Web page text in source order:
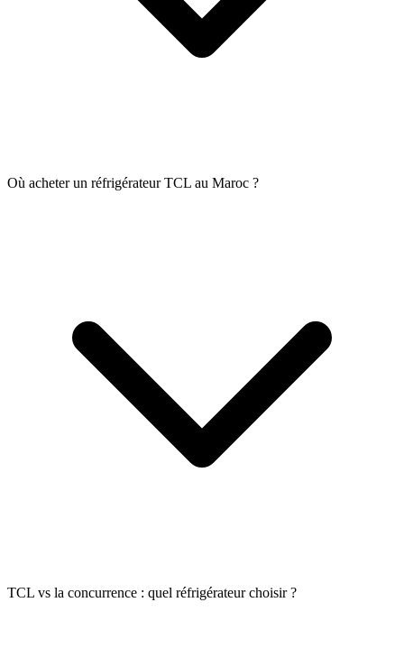
Où acheter un réfrigérateur TCL au Maroc ?
TCL vs la concurrence : quel réfrigérateur choisir ?